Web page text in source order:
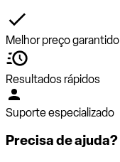
Melhor preço garantido
Resultados rápidos
Suporte especializado
Precisa de ajuda?